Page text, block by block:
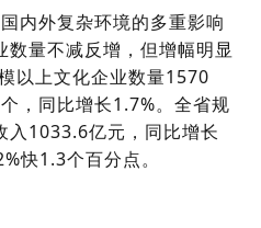
内外复杂环境的多重影响
数量不减反增，但增幅明显
以上文化企业数量1570
，同比增长1.7%。全省规
入1033.6亿元，同比增长
快1.3个百分点。